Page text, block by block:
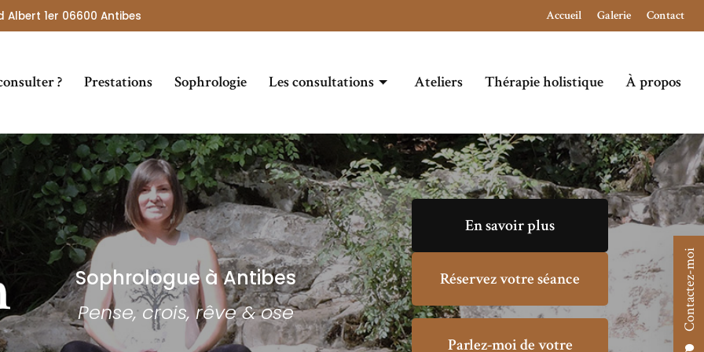
Albert 1er 06600 Antibes
Contactez-moi
Navigation secondaire
Accueil Galerie Contact
? Prestations Sophrologie Les consultations
Particuliers
Entreprises
Ateliers Thérapie holistique À propos
Sophrologue à Antibes
Pense, crois, rêve & ose
En savoir plus
Réservez votre séance
Parlez-moi de votre